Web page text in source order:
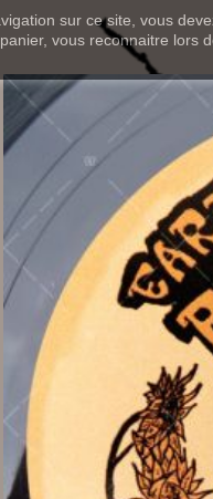
sur ce site, vous
vous reconnaitre lors